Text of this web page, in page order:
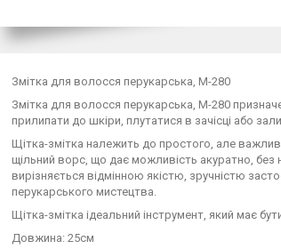
Змітка для волосся перукарська, M-280
Змітка для волосся перукарська, M-280
прилипати до шкіри, плутатися в зачісці або
Щітка-змітка належить до простого, але
щільний ворс, що дає можливість акуратно, без
вирізняється відмінною якістю, зручністю
перукарського мистецтва.
Щітка-змітка ідеальний інструмент, який має
Довжина: 25см